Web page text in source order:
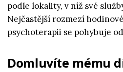
podle lokality, v níž své
Nejčastější rozmezí
psychoterapii se pohybuje
Domluvíte mému